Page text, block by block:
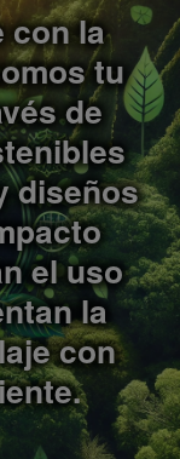
con la
tu
de
diseños
el uso
la
con